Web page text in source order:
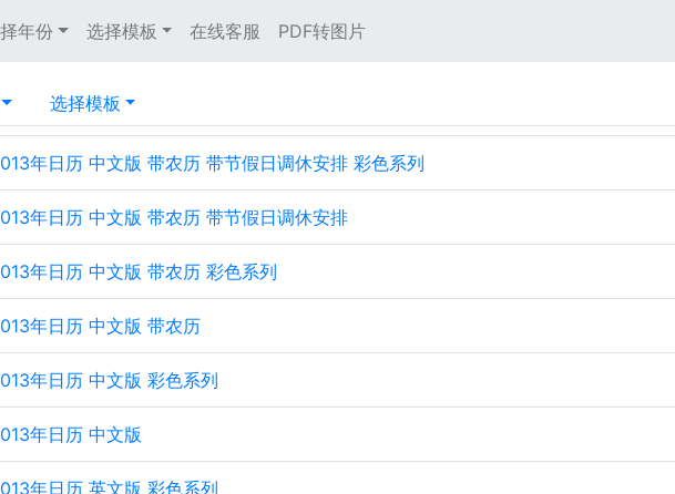
年份 选择模板 在线客服 PDF转图片
选择模板
年日历 中文版 带农历 带节假日调休安排 彩色系列
年日历 中文版 带农历 带节假日调休安排
年日历 中文版 带农历 彩色系列
年日历 中文版 带农历
年日历 中文版 彩色系列
年日历 中文版
年日历 英文版 彩色系列